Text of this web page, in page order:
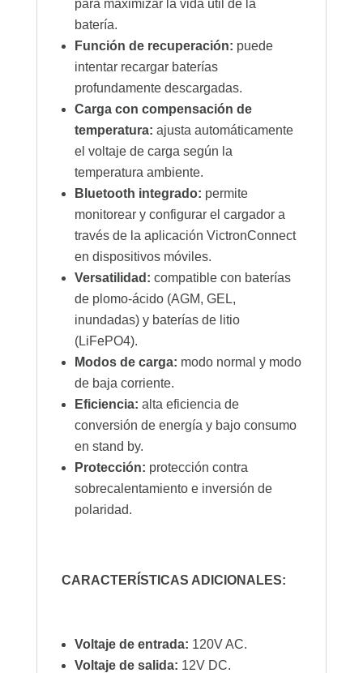
para maximizar la vida útil de la
batería.
Función de recuperación: puede
intentar recargar baterías
profundamente descargadas.
Carga con compensación de
temperatura: ajusta automáticamente
el voltaje de carga según la
temperatura ambiente.
Bluetooth integrado: permite
monitorear y configurar el cargador a
través de la aplicación VictronConnect
en dispositivos móviles.
Versatilidad: compatible con baterías
de plomo-ácido (AGM, GEL,
inundadas) y baterías de litio
(LiFePO4).
Modos de carga: modo normal y modo
de baja corriente.
Eficiencia: alta eficiencia de
conversión de energía y bajo consumo
en stand by.
Protección: protección contra
sobrecalentamiento e inversión de
polaridad.
CARACTERÍSTICAS ADICIONALES:
Voltaje de entrada: 120V AC.
Voltaje de salida: 12V DC.